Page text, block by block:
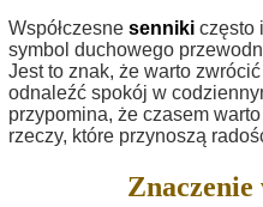
Współczesne senniki często
symbol duchowego
Jest to znak, że warto
odnaleźć spokój w
przypomina, że czasem
rzeczy, które przynoszą
Znaczenie